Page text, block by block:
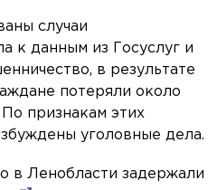
случаи
к данным из Госуслуг и
в результате
потеряли около
признакам этих
уголовные дела.
в Ленобласти задержали